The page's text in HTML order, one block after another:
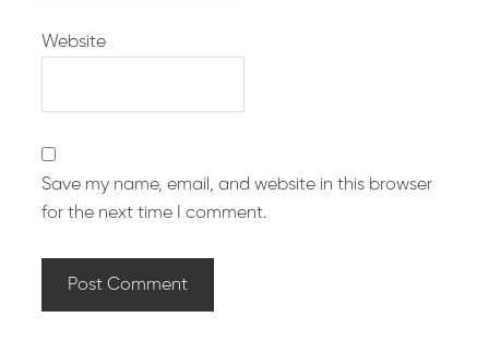
Website
Save my name, email, and website in this browser
for the next time I comment.